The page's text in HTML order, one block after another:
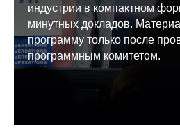
индустрии в компактном
минутных докладов.
программу только после
программным комитетом.